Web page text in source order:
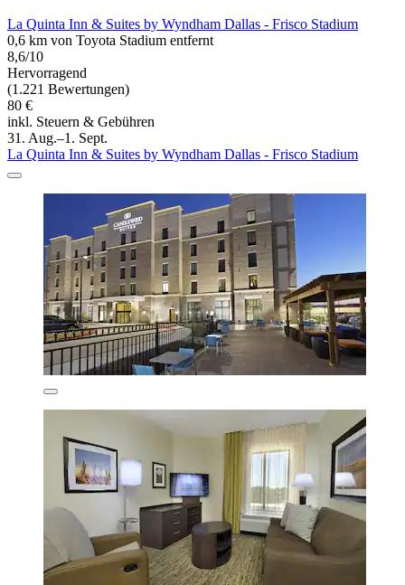
La Quinta Inn & Suites by Wyndham Dallas - Frisco Stadium
0,6 km von Toyota Stadium entfernt
8,6/10
Hervorragend
(1.221 Bewertungen)
80 €
inkl. Steuern & Gebühren
31. Aug.–1. Sept.
La Quinta Inn & Suites by Wyndham Dallas - Frisco Stadium